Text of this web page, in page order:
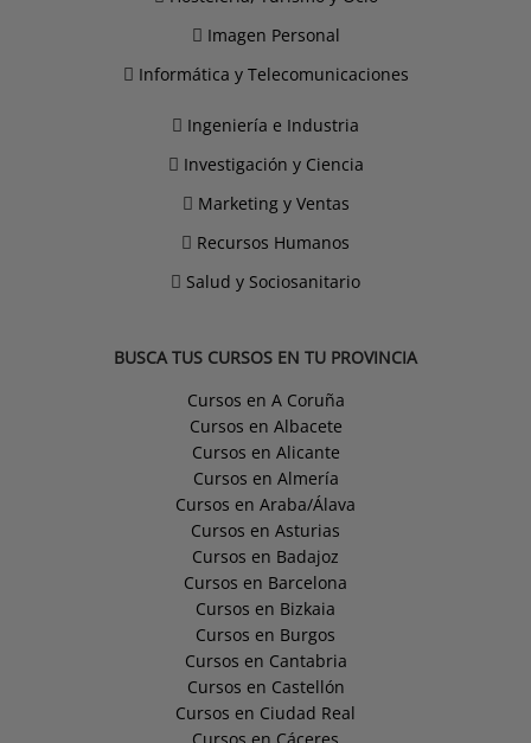
Imagen Personal
Informática y Telecomunicaciones
Ingeniería e Industria
Investigación y Ciencia
Marketing y Ventas
Recursos Humanos
Salud y Sociosanitario
BUSCA TUS CURSOS EN TU PROVINCIA
Cursos en A Coruña
Cursos en Albacete
Cursos en Alicante
Cursos en Almería
Cursos en Araba/Álava
Cursos en Asturias
Cursos en Badajoz
Cursos en Barcelona
Cursos en Bizkaia
Cursos en Burgos
Cursos en Cantabria
Cursos en Castellón
Cursos en Ciudad Real